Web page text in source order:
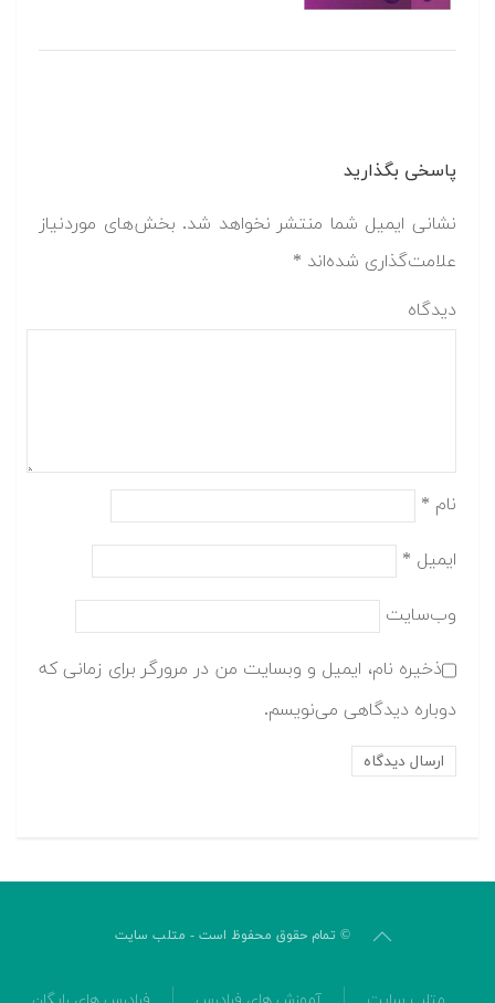
پاسخی بگذارید
نشانی ایمیل شما منتشر نخواهد شد. بخش‌های موردنیاز
علامت‌گذاری شده‌اند *
دیدگاه
نام *
ایمیل *
وب‌سایت
ذخیره نام، ایمیل و وبسایت من در مرورگر برای زمانی که
دوباره دیدگاهی می‌نویسم.
© تمام حقوق محفوظ است - متلب سایت